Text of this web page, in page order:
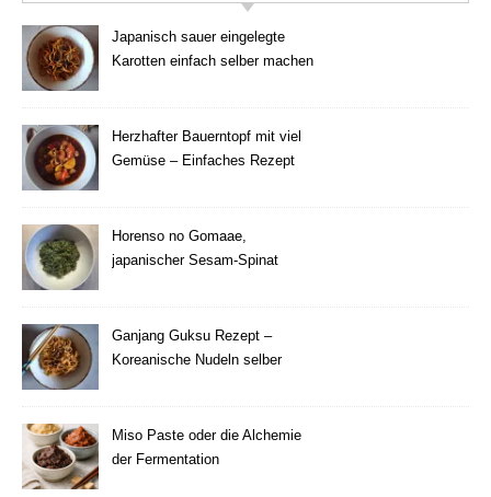
Japanisch sauer eingelegte
Karotten einfach selber machen
Herzhafter Bauerntopf mit viel
Gemüse – Einfaches Rezept
Horenso no Gomaae,
japanischer Sesam-Spinat
Ganjang Guksu Rezept –
Koreanische Nudeln selber
Miso Paste oder die Alchemie
der Fermentation